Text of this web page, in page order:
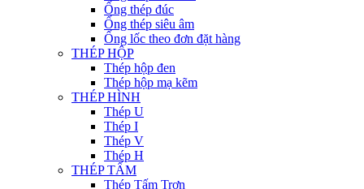
Ống thép đúc
Ống thép siêu âm
Ống lốc theo đơn đặt hàng
THÉP HỘP
Thép hộp đen
Thép hộp mạ kẽm
THÉP HÌNH
Thép U
Thép I
Thép V
Thép H
THÉP TẤM
Thép Tấm Trơn